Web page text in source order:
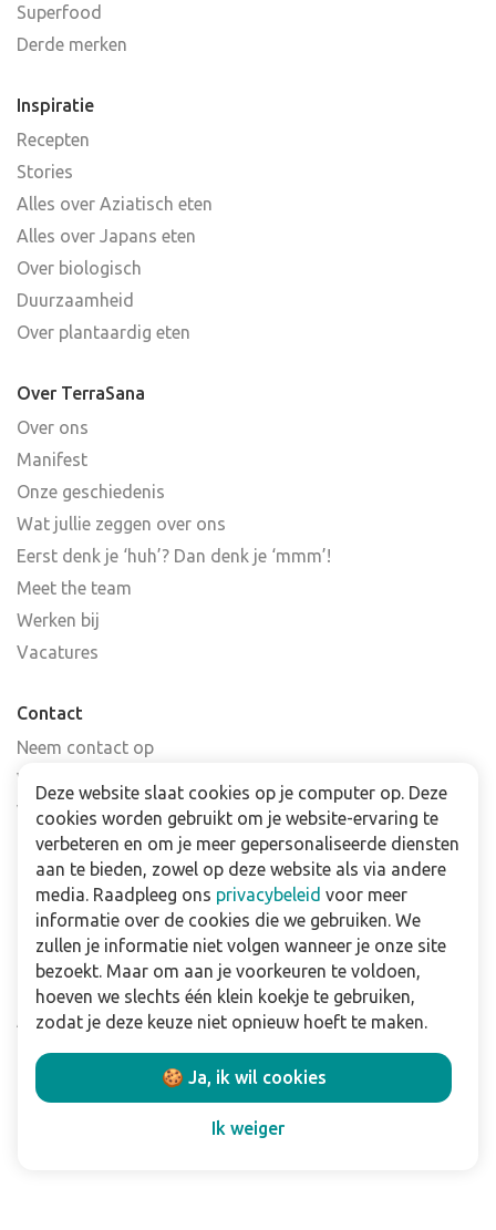
Superfood
Derde merken
Inspiratie
Recepten
Stories
Alles over Aziatisch eten
Alles over Japans eten
Over biologisch
Duurzaamheid
Over plantaardig eten
Over TerraSana
Over ons
Manifest
Onze geschiedenis
Wat jullie zeggen over ons
Eerst denk je ‘huh’? Dan denk je ‘mmm’!
Meet the team
Werken bij
Vacatures
Contact
Neem contact op
Veelgestelde vragen
Verkooppunten
Nieuwsbrief
Zakelijk
Downloads
Privacy policy
Algemene & voorwaarden
Disclaimer
Deze website slaat cookies op je computer op. Deze
cookies worden gebruikt om je website-ervaring te
verbeteren en om je meer gepersonaliseerde diensten
aan te bieden, zowel op deze website als via andere
media. Raadpleeg ons privacybeleid voor meer
informatie over de cookies die we gebruiken. We
zullen je informatie niet volgen wanneer je onze site
bezoekt. Maar om aan je voorkeuren te voldoen,
hoeven we slechts één klein koekje te gebruiken,
zodat je deze keuze niet opnieuw hoeft te maken.
🍪 Ja, ik wil cookies
Ik weiger